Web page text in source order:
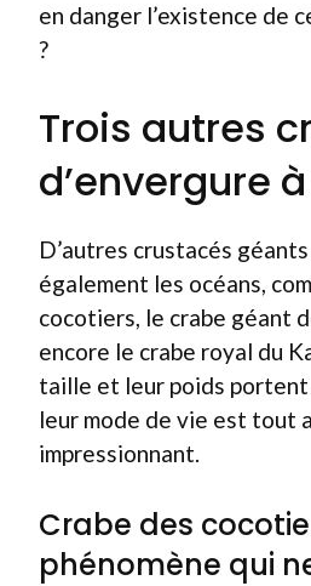
en danger l’existence de
?
Trois autres
d’envergure
D’autres crustacés
également les océans,
cocotiers, le crabe géant
encore le crabe royal du
taille et leur poids portent
leur mode de vie est tout
impressionnant.
Crabe des
phénomène qui